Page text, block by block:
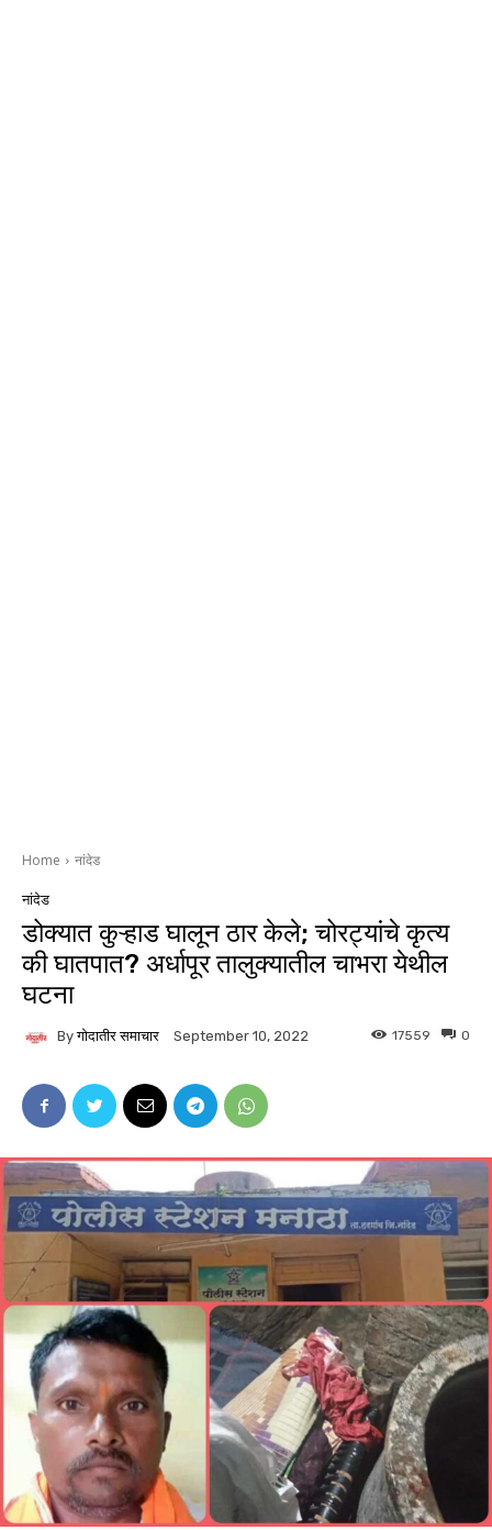
Home नांदेड
नांदेड
डोक्यात कुऱ्हाड घालून ठार केले; चोरट्यांचे कृत्य
की घातपात? अर्धापूर तालुक्यातील चाभरा येथील
घटना
By गोदातीर समाचार September 10, 2022 0
17559